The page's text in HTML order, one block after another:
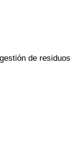
de residuos